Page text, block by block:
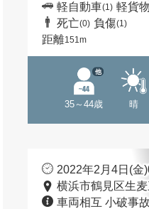
軽自動車(1) 軽貨
死亡(0) 負傷(1)
距離151m
35～44歳
他
晴
2022年2月4日(金
横浜市鶴見区生
車両相互 小破事故